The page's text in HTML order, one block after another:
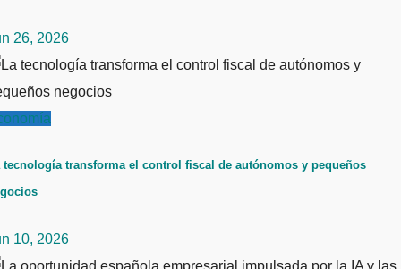
26, 2026
tecnología transforma el control fiscal de autónomos y pequeños
10, 2026